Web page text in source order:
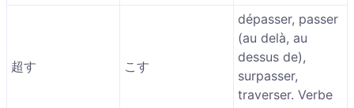
超す こす
dépasser, passer
(au delà, au
dessus de),
surpasser,
traverser. Verbe